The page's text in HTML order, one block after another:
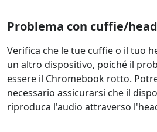
Problema con cuffie/
Verifica che le tue cuffie o il tuo
un altro dispositivo, poiché il
essere il Chromebook rotto.
necessario assicurarsi che il
riproduca l'audio attraverso